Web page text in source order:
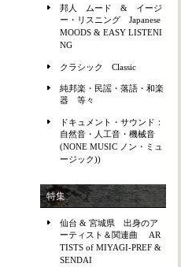
邦人 ムード & イージ
ー・リスニング Japanese
MOODS & EASY LISTENI
NG
クラシック Classic
純邦楽・民謡・落語・和楽
器 等々
ドキュメント・サウンド：
自然音・人工音・機械音
(NONE MUSIC ノン・ミュ
ージック))
特集
仙台 & 宮城県 出身のア
ーティスト＆関連曲 AR
TISTS of MIYAGI-PREF &
SENDAI